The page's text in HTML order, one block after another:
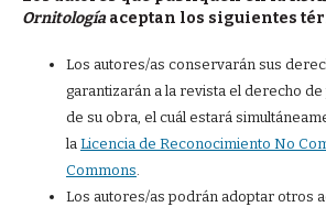
Ornitologíaaceptan los siguientes
Los autores/as conservarán sus
garantizarán a la revista el derecho
de su obra, el cuál estará
la Licencia de Reconocimiento No
Commons.
Los autores/as podrán adoptar otros